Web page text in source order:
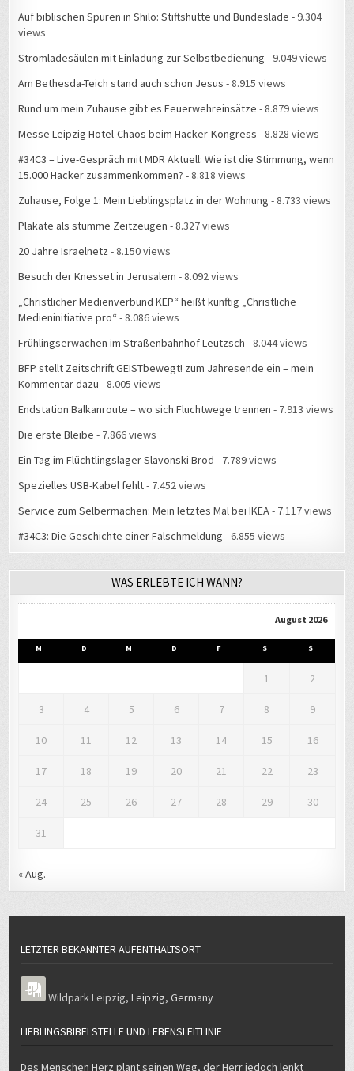
Auf biblischen Spuren in Shilo: Stiftshütte und Bundeslade - 9.304
views
Stromladesäulen mit Einladung zur Selbstbedienung - 9.049 views
Am Bethesda-Teich stand auch schon Jesus - 8.915 views
Rund um mein Zuhause gibt es Feuerwehreinsätze - 8.879 views
Messe Leipzig Hotel-Chaos beim Hacker-Kongress - 8.828 views
#34C3 – Live-Gespräch mit MDR Aktuell: Wie ist die Stimmung, wenn
15.000 Hacker zusammenkommen? - 8.818 views
Zuhause, Folge 1: Mein Lieblingsplatz in der Wohnung - 8.733 views
Plakate als stumme Zeitzeugen - 8.327 views
20 Jahre Israelnetz - 8.150 views
Besuch der Knesset in Jerusalem - 8.092 views
„Christlicher Medienverbund KEP“ heißt künftig „Christliche
Medieninitiative pro“ - 8.086 views
Frühlingserwachen im Straßenbahnhof Leutzsch - 8.044 views
BFP stellt Zeitschrift GEISTbewegt! zum Jahresende ein – mein
Kommentar dazu - 8.005 views
Endstation Balkanroute – wo sich Fluchtwege trennen - 7.913 views
Die erste Bleibe - 7.866 views
Ein Tag im Flüchtlingslager Slavonski Brod - 7.789 views
Spezielles USB-Kabel fehlt- 7.452 views
Service zum Selbermachen: Mein letztes Mal bei IKEA- 7.117 views
#34C3: Die Geschichte einer Falschmeldung - 6.855 views
WAS ERLEBTE ICH WANN?
August 2026
M D M D F S S
1 2
3 4 5 6 7 8 9
10 11 12 13 14 15 16
17 18 19 20 21 22 23
24 25 26 27 28 29 30
31
« Aug.
LETZTER BEKANNTER AUFENTHALTSORT
Wildpark Leipzig,Leipzig,Germany
LIEBLINGSBIBELSTELLE UND LEBENSLEITLINIE
Des Menschen Herz plant seinen Weg, der Herr jedoch lenkt